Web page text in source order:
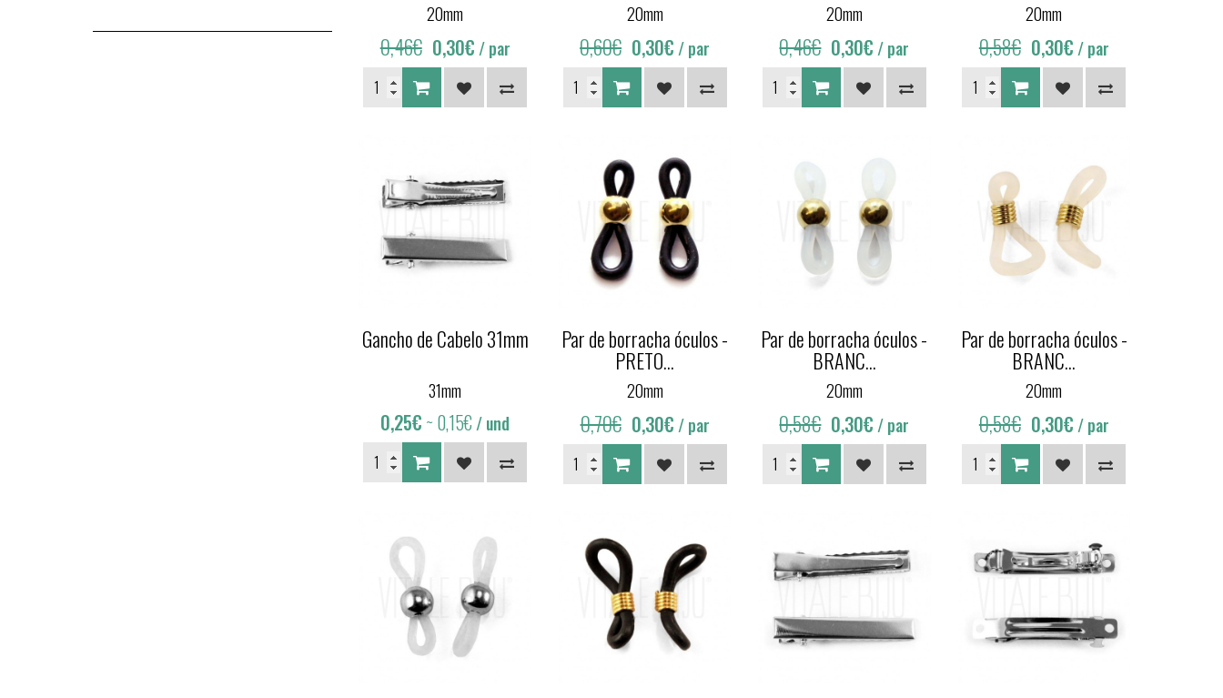
20mm
0,46€ 0,30€ / par
20mm
0,60€ 0,30€ / par
20mm
0,46€ 0,30€ / par
20mm
0,58€ 0,30€ / par
Gancho de Cabelo 31mm
31mm
0,25€ ~ 0,15€/ und
Par de borracha óculos -
PRETO...
20mm
0,70€ 0,30€ / par
Par de borracha óculos -
BRANC...
20mm
0,58€ 0,30€ / par
Par de borracha óculos -
BRANC...
20mm
0,58€ 0,30€ / par